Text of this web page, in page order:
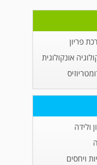
פריון
אונקולוגית
ולידה
ויחסים